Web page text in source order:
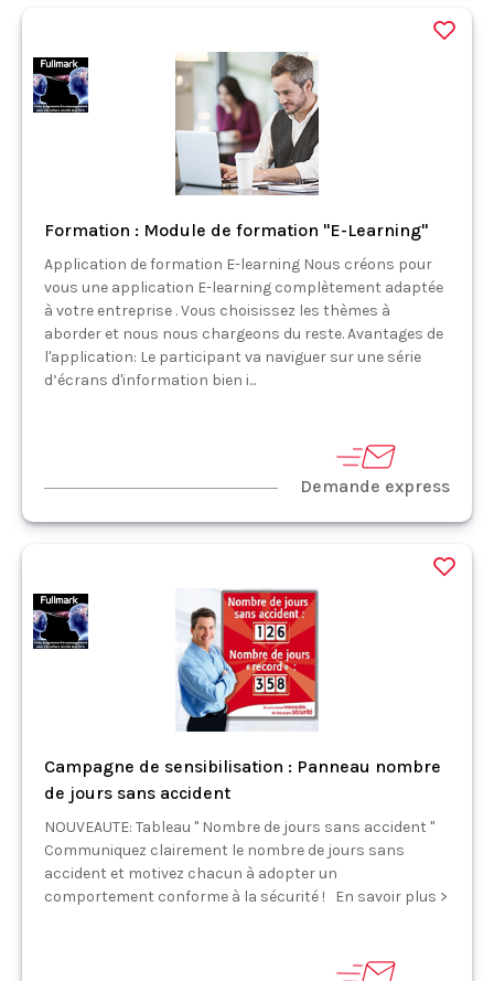
Formation : Module de formation "E-Learning"
Application de formation E-learning Nous créons pour
vous une application E-learning complètement adaptée
à votre entreprise . Vous choisissez les thèmes à
aborder et nous nous chargeons du reste. Avantages de
l'application: Le participant va naviguer sur une série
d’écrans d'information bien i...
Demande express
Campagne de sensibilisation : Panneau nombre
de jours sans accident
NOUVEAUTE: Tableau " Nombre de jours sans accident "
Communiquez clairement le nombre de jours sans
accident et motivez chacun à adopter un
comportement conforme à la sécurité ! En savoir plus >